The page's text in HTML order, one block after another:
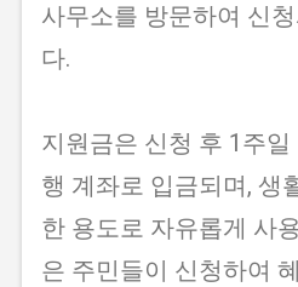
사무소를 방문하여 신
다.
지원금은 신청 후 1주
행 계좌로 입금되며, 생
한 용도로 자유롭게 사
은 주민들이 신청하여